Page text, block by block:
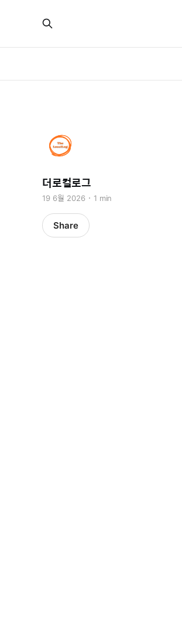
더로컬로그
19 6월 2026 1 min
Share